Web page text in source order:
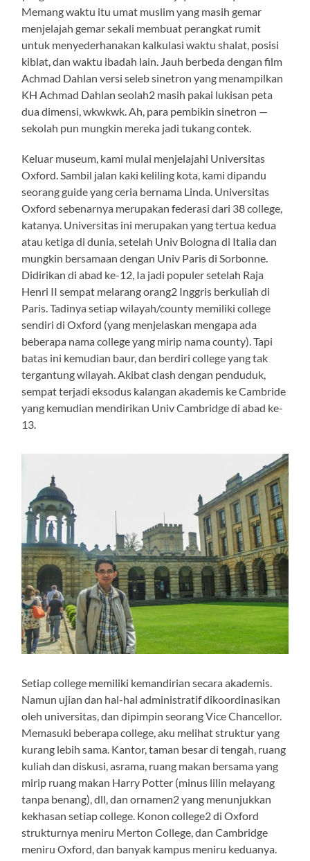
Memang waktu itu umat muslim yang masih gemar
menjelajah gemar sekali membuat perangkat rumit
untuk menyederhanakan kalkulasi waktu shalat, posisi
kiblat, dan waktu ibadah lain. Jauh berbeda dengan film
Achmad Dahlan versi seleb sinetron yang menampilkan
KH Achmad Dahlan seolah2 masih pakai lukisan peta
dua dimensi, wkwkwk. Ah, para pembikin sinetron —
sekolah pun mungkin mereka jadi tukang contek.
Keluar museum, kami mulai menjelajahi Universitas
Oxford. Sambil jalan kaki keliling kota, kami dipandu
seorang guide yang ceria bernama Linda. Universitas
Oxford sebenarnya merupakan federasi dari 38 college,
katanya. Universitas ini merupakan yang tertua kedua
atau ketiga di dunia, setelah Univ Bologna di Italia dan
mungkin bersamaan dengan Univ Paris di Sorbonne.
Didirikan di abad ke-12, Ia jadi populer setelah Raja
Henri II sempat melarang orang2 Inggris berkuliah di
Paris. Tadinya setiap wilayah/county memiliki college
sendiri di Oxford (yang menjelaskan mengapa ada
beberapa nama college yang mirip nama county). Tapi
batas ini kemudian baur, dan berdiri college yang tak
tergantung wilayah. Akibat clash dengan penduduk,
sempat terjadi eksodus kalangan akademis ke Cambride
yang kemudian mendirikan Univ Cambridge di abad ke-
13.
Setiap college memiliki kemandirian secara akademis.
Namun ujian dan hal-hal administratif dikoordinasikan
oleh universitas, dan dipimpin seorang Vice Chancellor.
Memasuki beberapa college, aku melihat struktur yang
kurang lebih sama. Kantor, taman besar di tengah, ruang
kuliah dan diskusi, asrama, ruang makan bersama yang
mirip ruang makan Harry Potter (minus lilin melayang
tanpa benang), dll, dan ornamen2 yang menunjukkan
kekhasan setiap college. Konon college2 di Oxford
strukturnya meniru Merton College, dan Cambridge
meniru Oxford, dan banyak kampus meniru keduanya.